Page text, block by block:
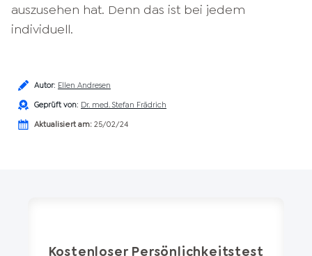
auszusehen hat. Denn das ist bei jedem
individuell.
Autor: Ellen Andresen
Geprüft von: Dr. med. Stefan Frädrich
Aktualisiert am: 25/02/24
Kostenloser Persönlichkeitstest